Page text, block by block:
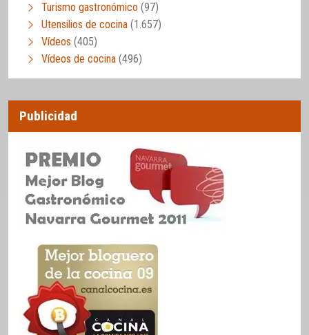
Turismo gastronómico (97)
Utensilios de cocina (1.657)
Vídeos (405)
Vídeos de cocina (496)
Publicidad